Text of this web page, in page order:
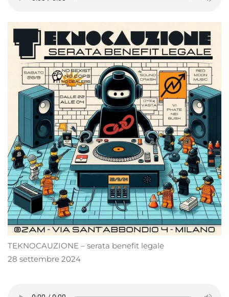
TEKNOCAUZIONE – serata benefit legale
28 settembre 2024